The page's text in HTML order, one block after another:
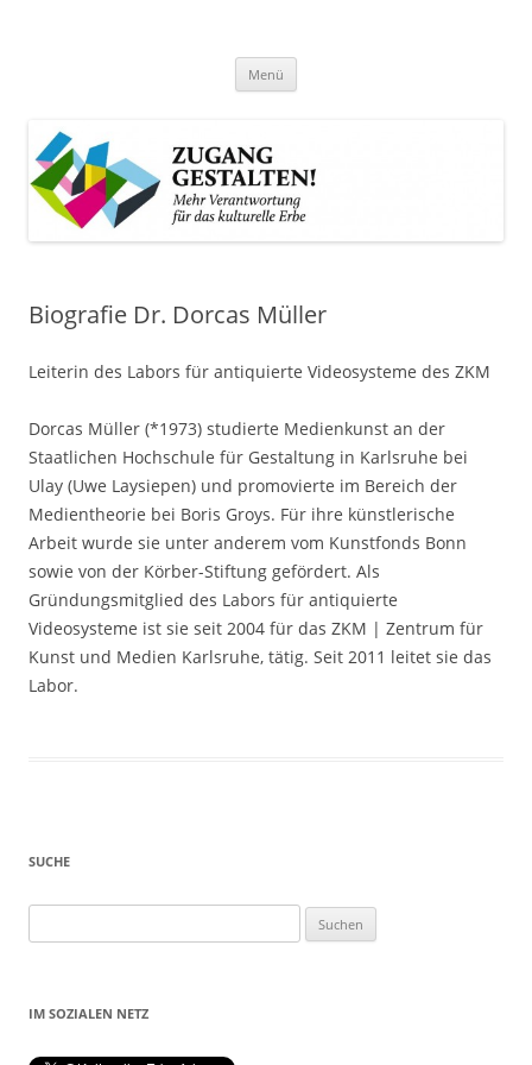
Menü
Biografie Dr. Dorcas Müller
Leiterin des Labors für antiquierte Videosysteme des ZKM
Dorcas Müller (*1973) studierte Medienkunst an der
Staatlichen Hochschule für Gestaltung in Karlsruhe bei
Ulay (Uwe Laysiepen) und promovierte im Bereich der
Medientheorie bei Boris Groys. Für ihre künstlerische
Arbeit wurde sie unter anderem vom Kunstfonds Bonn
sowie von der Körber-Stiftung gefördert. Als
Gründungsmitglied des Labors für antiquierte
Videosysteme ist sie seit 2004 für das ZKM | Zentrum für
Kunst und Medien Karlsruhe, tätig. Seit 2011 leitet sie das
Labor.
SUCHE
nach:
IM SOZIALEN NETZ